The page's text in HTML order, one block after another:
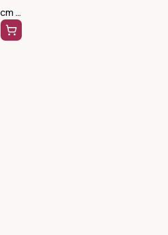
Komoda Nole 103 cm biała + czarne nogi